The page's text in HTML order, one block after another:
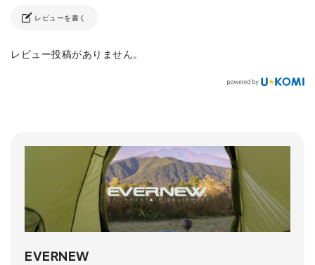
レビューを書く
レビュー投稿がありません。
EVERNEW